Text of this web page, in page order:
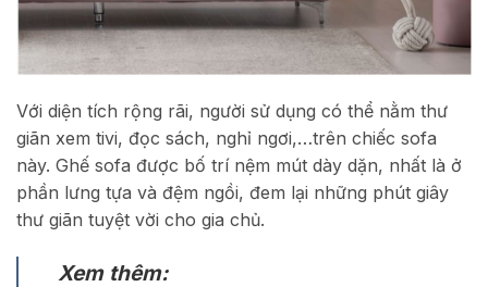
Với diện tích rộng rãi, người sử dụng có thể nằm thư
giãn xem tivi, đọc sách, nghỉ ngơi,…trên chiếc sofa
này. Ghế sofa được bố trí nệm mút dày dặn, nhất là ở
phần lưng tựa và đệm ngồi, đem lại những phút giây
thư giãn tuyệt vời cho gia chủ.
Xem thêm: